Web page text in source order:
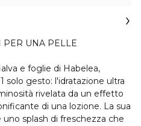
PER UNA PELLE
e foglie di Habelea,
solo gesto: l'idratazione ultra
rivelata da un effetto
di una lozione. La sua
splash di freschezza che